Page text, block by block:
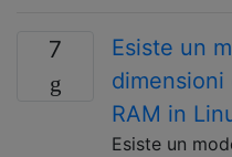
7
Esiste un
dimensioni
RAM in
Esiste un